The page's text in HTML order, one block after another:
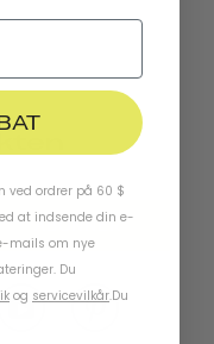
ABONNER
ved ordrer på 60 $
at indsende din e-
mails om nye
Du
og servicevilkår.Du